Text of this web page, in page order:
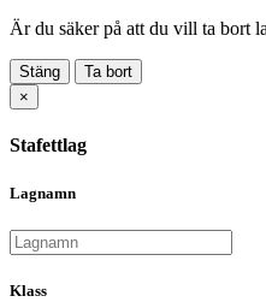
Är du säker på att du vill ta bort
Stäng
Ta bort
×
Stafettlag
Lagnamn
Klass